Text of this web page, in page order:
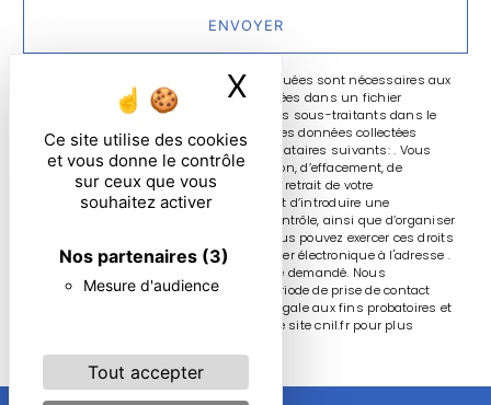
Ce site utilise des cookies
et vous donne le contrôle
sur ceux que vous
souhaitez activer
Nos partenaires (3)
Mesure d'audience
Tout accepter
X Masquer le
ENVOYER
** Les données personnelles communiquées sont nécessaires aux
fins de vous contacter et sont enregistrées dans un fichier
informatisé. Elles sont destinées à et ses sous-traitants dans le
seul but de répondre à votre message. Les données collectées
seront communiquées aux seuls destinataires suivants: . Vous
disposez de droits d’accès, de rectification, d’effacement, de
portabilité, de limitation, d’opposition, de retrait de votre
consentement à tout moment et du droit d’introduire une
réclamation auprès d’une autorité de contrôle, ainsi que d’organiser
le sort de vos données post-mortem. Vous pouvez exercer ces droits
par voie postale à l'adresse ou par courrier électronique à l'adresse .
Un justificatif d'identité pourra vous être demandé. Nous
conservons vos données pendant la période de prise de contact
puis pendant la durée de prescription légale aux fins probatoires et
de gestion des contentieux. Consultez le site cnil.fr pour plus